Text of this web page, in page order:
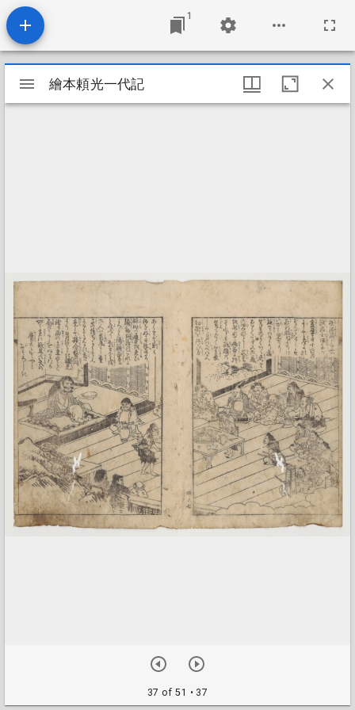
1
Mirador
viewer
繪本頼光一代記
37 of 51 • 37
繪本頼光一代記